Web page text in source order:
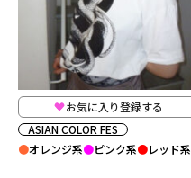
お気に入り登録する
ASIAN COLOR FES
オレンジ系
ピンク系 レッド系